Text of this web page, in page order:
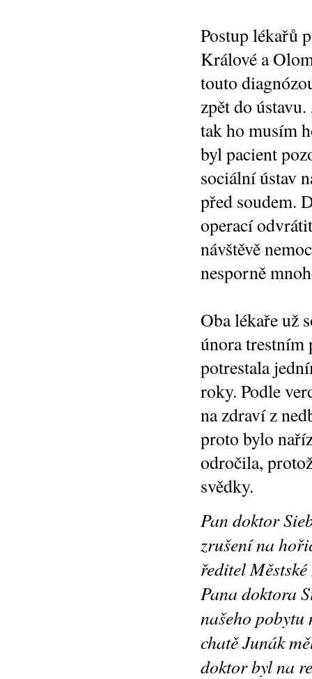
Postup lékařů
Králové a
touto
zpět do
tak ho musím
byl pacient
sociální ústav
před soudem.
operací
návštěvě
nesporně
Oba lékaře už
února trestním
potrestala
roky. Podle
na zdraví z
proto bylo
odročila,
svědky.
Pan doktor
zrušení na
ředitel
Pana doktora
našeho pobytu
chatě Junák
doktor byl na